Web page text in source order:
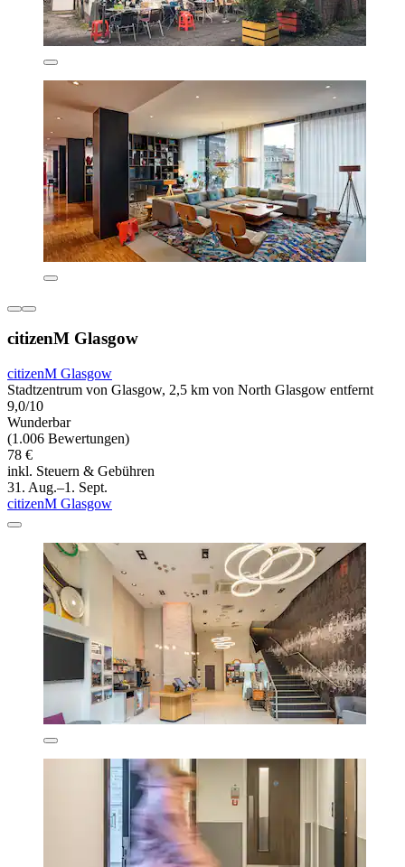
citizenM Glasgow
citizenM Glasgow
Stadtzentrum von Glasgow, 2,5 km von North Glasgow entfernt
9,0/10
Wunderbar
(1.006 Bewertungen)
78 €
inkl. Steuern & Gebühren
31. Aug.–1. Sept.
citizenM Glasgow